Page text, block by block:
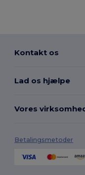
Kontakt os
Lad os hjælpe
Vores
Betalingsmetoder